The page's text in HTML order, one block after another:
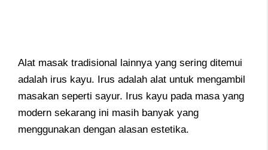
Alat masak tradisional lainnya yang sering ditemui
adalah irus kayu. Irus adalah alat untuk mengambil
masakan seperti sayur.
Irus kayu pada masa yang
modern sekarang ini masih banyak yang
menggunakan dengan alasan estetika.